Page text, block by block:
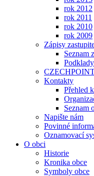
rok 2012
rok 2011
rok 2010
rok 2009
Zápisy
Seznam
Kontakty
Přehled
Seznam
Napište nám
Povinné
Oznamovací
O obci
Historie
Kronika obce
Symboly obce